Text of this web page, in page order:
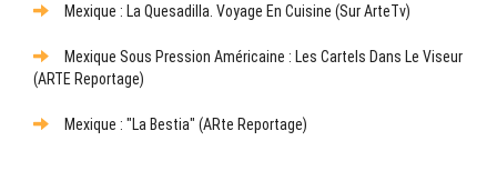
Mexique : La Quesadilla. Voyage En Cuisine (sur ArteTv)
Mexique Sous Pression Américaine : Les Cartels Dans Le Viseur
(ARTE Reportage)
Mexique : "La Bestia" (ARte Reportage)